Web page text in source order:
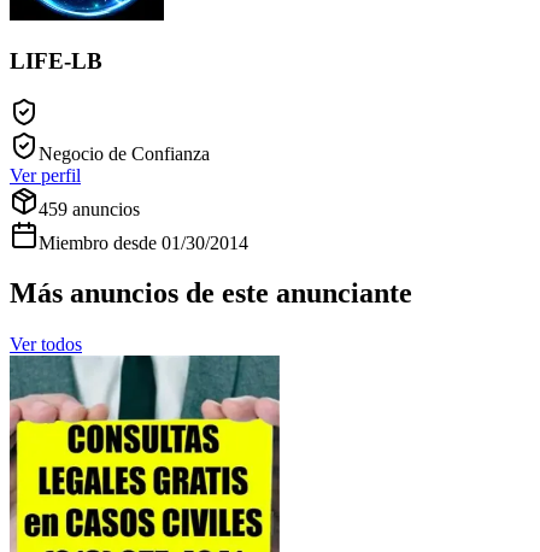
LIFE-LB
Negocio de Confianza
Ver perfil
459 anuncios
Miembro desde 01/30/2014
Más anuncios de este anunciante
Ver todos